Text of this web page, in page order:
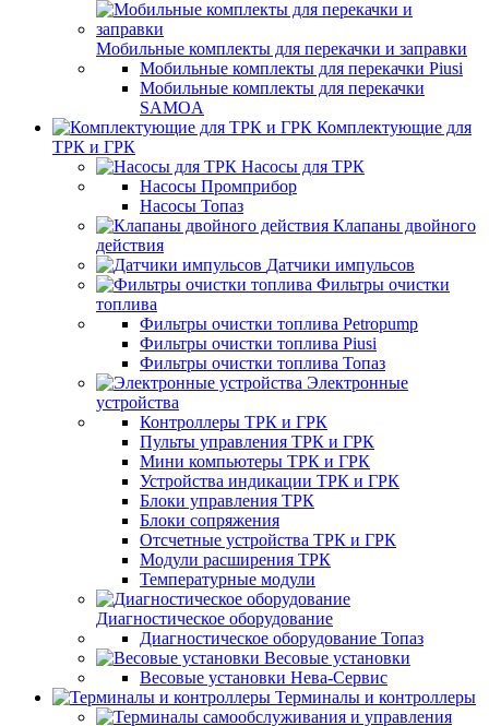
Мобильные комплекты для перекачки и заправки
Мобильные комплекты для перекачки Piusi
Мобильные комплекты для перекачки
SAMOA
Комплектующие для
ТРК и ГРК
Насосы для ТРК
Насосы Промприбор
Насосы Топаз
Клапаны двойного
действия
Датчики импульсов
Фильтры очистки
топлива
Фильтры очистки топлива Petropump
Фильтры очистки топлива Piusi
Фильтры очистки топлива Топаз
Электронные
устройства
Контроллеры ТРК и ГРК
Пульты управления ТРК и ГРК
Мини компьютеры ТРК и ГРК
Устройства индикации ТРК и ГРК
Блоки управления ТРК
Блоки сопряжения
Отсчетные устройства ТРК и ГРК
Модули расширения ТРК
Температурные модули
Диагностическое оборудование
Диагностическое оборудование Топаз
Весовые установки
Весовые установки Нева-Сервис
Терминалы и контроллеры